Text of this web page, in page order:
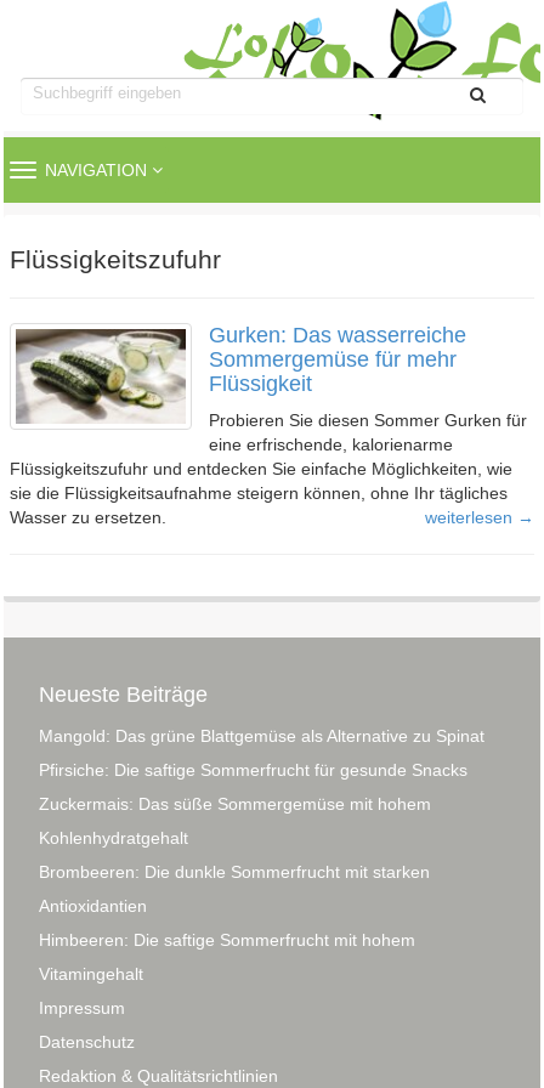
TOGGLE
NAVIGATION
Flüssigkeitszufuhr
Gurken: Das wasserreiche
Sommergemüse für mehr
Flüssigkeit
Probieren Sie diesen Sommer Gurken für
eine erfrischende, kalorienarme
Flüssigkeitszufuhr und entdecken Sie einfache Möglichkeiten, wie
sie die Flüssigkeitsaufnahme steigern können, ohne Ihr tägliches
Wasser zu ersetzen.
weiterlesen →
Neueste Beiträge
Mangold: Das grüne Blattgemüse als Alternative zu Spinat
Pfirsiche: Die saftige Sommerfrucht für gesunde Snacks
Zuckermais: Das süße Sommergemüse mit hohem
Kohlenhydratgehalt
Brombeeren: Die dunkle Sommerfrucht mit starken
Antioxidantien
Himbeeren: Die saftige Sommerfrucht mit hohem
Vitamingehalt
Impressum
Datenschutz
Redaktion & Qualitätsrichtlinien